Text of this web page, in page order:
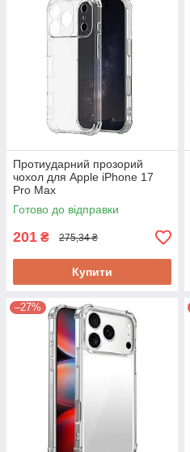
Протиударний прозорий
чохол для Apple iPhone 17
Pro Max
Готово до відправки
201 ₴ 275,34 ₴
Купити
–27%